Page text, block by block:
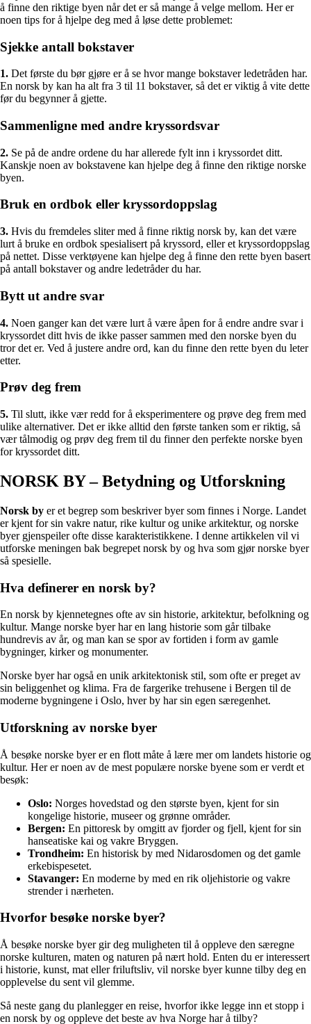
å finne den riktige byen når det er så mange å velge mellom. Her er
noen tips for å hjelpe deg med å løse dette problemet:
Sjekke antall bokstaver
1. Det første du bør gjøre er å se hvor mange bokstaver ledetråden har.
En norsk by kan ha alt fra 3 til 11 bokstaver, så det er viktig å vite dette
før du begynner å gjette.
Sammenligne med andre kryssordsvar
2. Se på de andre ordene du har allerede fylt inn i kryssordet ditt.
Kanskje noen av bokstavene kan hjelpe deg å finne den riktige norske
byen.
Bruk en ordbok eller kryssordoppslag
3. Hvis du fremdeles sliter med å finne riktig norsk by, kan det være
lurt å bruke en ordbok spesialisert på kryssord, eller et kryssordoppslag
på nettet. Disse verktøyene kan hjelpe deg å finne den rette byen basert
på antall bokstaver og andre ledetråder du har.
Bytt ut andre svar
4. Noen ganger kan det være lurt å være åpen for å endre andre svar i
kryssordet ditt hvis de ikke passer sammen med den norske byen du
tror det er. Ved å justere andre ord, kan du finne den rette byen du leter
etter.
Prøv deg frem
5. Til slutt, ikke vær redd for å eksperimentere og prøve deg frem med
ulike alternativer. Det er ikke alltid den første tanken som er riktig, så
vær tålmodig og prøv deg frem til du finner den perfekte norske byen
for kryssordet ditt.
NORSK BY – Betydning og Utforskning
Norsk by er et begrep som beskriver byer som finnes i Norge. Landet
er kjent for sin vakre natur, rike kultur og unike arkitektur, og norske
byer gjenspeiler ofte disse karakteristikkene. I denne artikkelen vil vi
utforske meningen bak begrepet norsk by og hva som gjør norske byer
så spesielle.
Hva definerer en norsk by?
En norsk by kjennetegnes ofte av sin historie, arkitektur, befolkning og
kultur. Mange norske byer har en lang historie som går tilbake
hundrevis av år, og man kan se spor av fortiden i form av gamle
bygninger, kirker og monumenter.
Norske byer har også en unik arkitektonisk stil, som ofte er preget av
sin beliggenhet og klima. Fra de fargerike trehusene i Bergen til de
moderne bygningene i Oslo, hver by har sin egen særegenhet.
Utforskning av norske byer
Å besøke norske byer er en flott måte å lære mer om landets historie og
kultur. Her er noen av de mest populære norske byene som er verdt et
besøk:
Oslo: Norges hovedstad og den største byen, kjent for sin
kongelige historie, museer og grønne områder.
Bergen: En pittoresk by omgitt av fjorder og fjell, kjent for sin
hanseatiske kai og vakre Bryggen.
Trondheim: En historisk by med Nidarosdomen og det gamle
erkebispesetet.
Stavanger: En moderne by med en rik oljehistorie og vakre
strender i nærheten.
Hvorfor besøke norske byer?
Å besøke norske byer gir deg muligheten til å oppleve den særegne
norske kulturen, maten og naturen på nært hold. Enten du er interessert
i historie, kunst, mat eller friluftsliv, vil norske byer kunne tilby deg en
opplevelse du sent vil glemme.
Så neste gang du planlegger en reise, hvorfor ikke legge inn et stopp i
en norsk by og oppleve det beste av hva Norge har å tilby?